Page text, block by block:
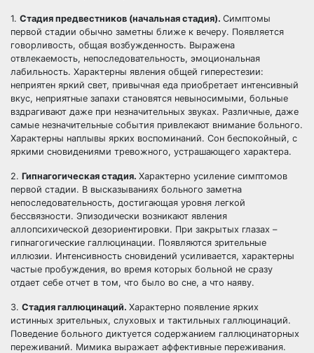
1. Стадия предвестников (начальная стадия). Симптомы
первой стадии обычно заметны ближе к вечеру. Появляется
говорливость, общая возбужденность. Выражена
отвлекаемость, непоследовательность, эмоциональная
лабильность. Характерны явления общей гиперестезии:
неприятен яркий свет, привычная еда приобретает интенсивный
вкус, неприятные запахи становятся невыносимыми, больные
вздрагивают даже при незначительных звуках. Различные, даже
самые незначительные события привлекают внимание больного.
Характерны наплывы ярких воспоминаний. Сон беспокойный, с
яркими сновидениями тревожного, устрашающего характера.
2. Гипнагогическая стадия. Характерно усиление симптомов
первой стадии. В высказываниях больного заметна
непоследовательность, достигающая уровня легкой
бессвязности. Эпизодически возникают явления
аллопсихической дезориентировки. При закрытых глазах –
гипнагогические галлюцинации. Появляются зрительные
иллюзии. Интенсивность сновидений усиливается, характерны
частые пробуждения, во время которых больной не сразу
отдает себе отчет в том, что было во сне, а что наяву.
3. Стадия галлюцинаций. Характерно появление ярких
истинных зрительных, слуховых и тактильных галлюцинаций.
Поведение больного диктуется содержанием галлюцинаторных
переживаний. Мимика выражает аффективные переживания.